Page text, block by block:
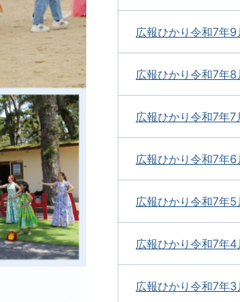
広報ひかり令和7年9
広報ひかり令和7年8
広報ひかり令和7年7
広報ひかり令和7年6
広報ひかり令和7年5
広報ひかり令和7年4
広報ひかり令和7年3